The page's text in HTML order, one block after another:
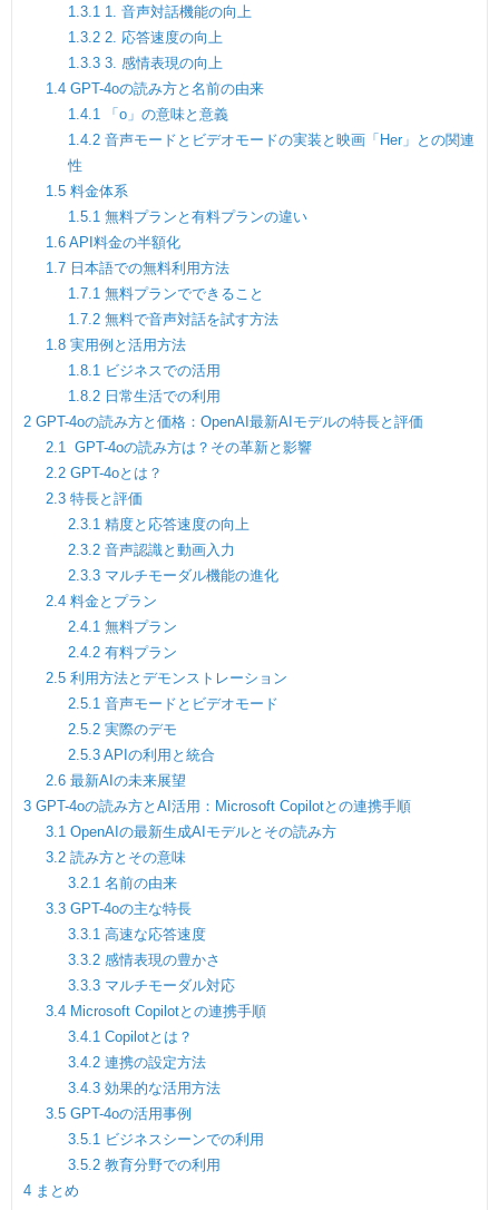
1.3.11. 音声対話機能の向上
1.3.22. 応答速度の向上
1.3.33. 感情表現の向上
1.4GPT-4oの読み方と名前の由来
1.4.1「o」の意味と意義
1.4.2音声モードとビデオモードの実装と映画「Her」との関連
性
1.5料金体系
1.5.1無料プランと有料プランの違い
1.6API料金の半額化
1.7日本語での無料利用方法
1.7.1無料プランでできること
1.7.2無料で音声対話を試す方法
1.8実用例と活用方法
1.8.1ビジネスでの活用
1.8.2日常生活での利用
2 GPT-4oの読み方と価格：OpenAI最新AIモデルの特長と評価
2.1GPT-4oの読み方は？その革新と影響
2.2GPT-4oとは？
2.3特長と評価
2.3.1精度と応答速度の向上
2.3.2音声認識と動画入力
2.3.3マルチモーダル機能の進化
2.4料金とプラン
2.4.1無料プラン
2.4.2有料プラン
2.5利用方法とデモンストレーション
2.5.1音声モードとビデオモード
2.5.2実際のデモ
2.5.3APIの利用と統合
2.6最新AIの未来展望
3 GPT-4oの読み方とAI活用：Microsoft Copilotとの連携手順
3.1OpenAIの最新生成AIモデルとその読み方
3.2読み方とその意味
3.2.1名前の由来
3.3GPT-4oの主な特長
3.3.1高速な応答速度
3.3.2感情表現の豊かさ
3.3.3マルチモーダル対応
3.4Microsoft Copilotとの連携手順
3.4.1Copilotとは？
3.4.2連携の設定方法
3.4.3効果的な活用方法
3.5GPT-4oの活用事例
3.5.1ビジネスシーンでの利用
3.5.2教育分野での利用
4 まとめ